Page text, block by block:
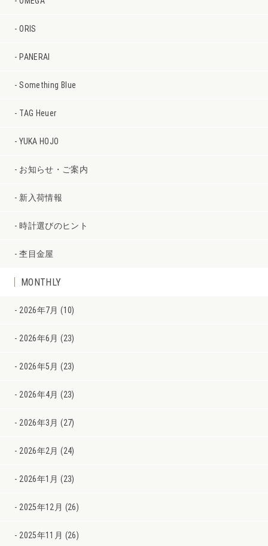
ORIS
PANERAI
Something Blue
TAG Heuer
YUKA HOJO
お知らせ・ご案内
新入荷情報
時計選びのヒント
杢目金屋
MONTHLY
2026年7月 (10)
2026年6月 (23)
2026年5月 (23)
2026年4月 (23)
2026年3月 (27)
2026年2月 (24)
2026年1月 (23)
2025年12月 (26)
2025年11月 (26)